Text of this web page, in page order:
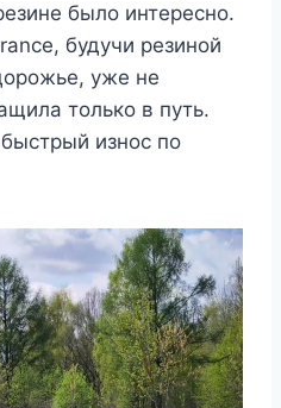
было интересно.
будучи резиной
уже не
только в путь.
износ по